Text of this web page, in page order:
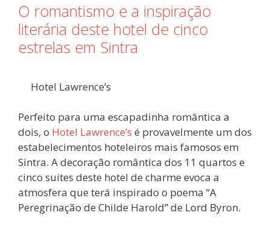
O romantismo e a inspiração
literária deste hotel de cinco
estrelas em Sintra
Hotel Lawrence’s
Perfeito para uma escapadinha romântica a
dois, o Hotel Lawrence’s é provavelmente um dos
estabelecimentos hoteleiros mais famosos em
Sintra. A decoração romântica dos 11 quartos e
cinco suites deste hotel de charme evoca a
atmosfera que terá inspirado o poema “A
Peregrinação de Childe Harold” de Lord Byron.